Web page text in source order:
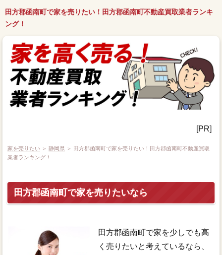
田方郡函南町で家を売りたい！田方郡函南町不動産買取業者ランキ
ング！
[PR]
家を売りたい ＞ 静岡県 ＞ 田方郡函南町で家を売りたい！田方郡函南町不動産買取
業者ランキング！
田方郡函南町で家を売りたいなら
田方郡函南町で家を少しでも高
く売りたいと考えているなら、